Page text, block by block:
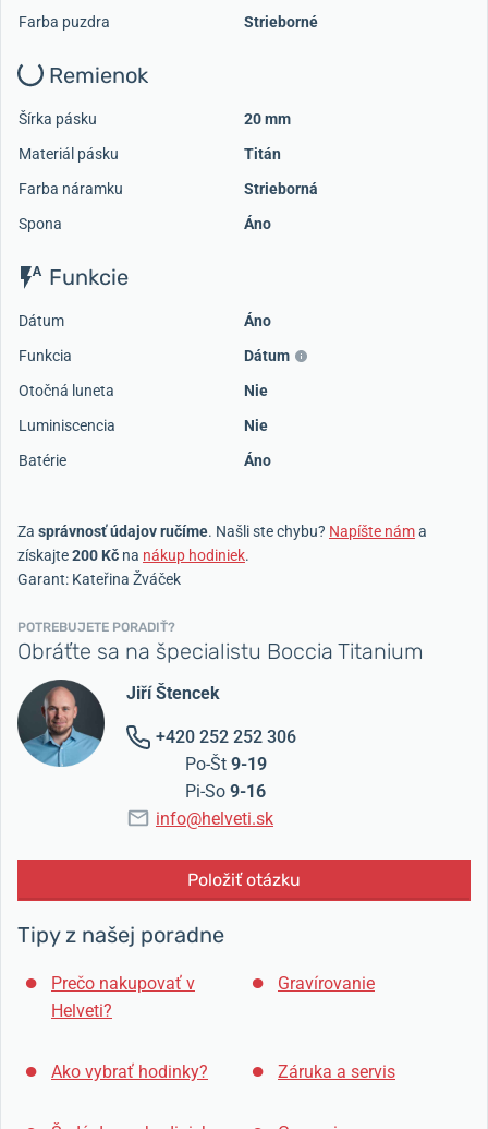
Načítať ďalšie videá
Farba puzdra
Strieborné
Remienok
Šírka pásku
20 mm
Materiál pásku
Titán
Farba náramku
Strieborná
Spona
Áno
Funkcie
Dátum
Áno
Funkcia
Dátum
Otočná luneta
Nie
Luminiscencia
Nie
Batérie
Áno
Za správnosť údajov ručíme. Našli ste chybu? Napíšte náma
získajte200 Kč na nákup hodiniek.
Garant: Kateřina Žváček
POTREBUJETE PORADIŤ?
Obráťte sa na špecialistu Boccia Titanium
Jiří Štencek
+420 252 252 306
Po-Št 9-19
Pi-So 9-16
info@helveti.sk
Položiť otázku
Tipy z našej poradne
Prečo nakupovať v
Helveti?
Gravírovanie
Ako vybrať hodinky? Záruka a servis